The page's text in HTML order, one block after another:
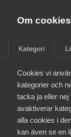
Om
Kategori
Cookies vi
kategorier och
tacka ja eller
avaktiverar
alla cookies i
kan även se en
Almega
Medie­företagen
Om Almega
Aktuellt
Mina sidor
Hur
(SOU